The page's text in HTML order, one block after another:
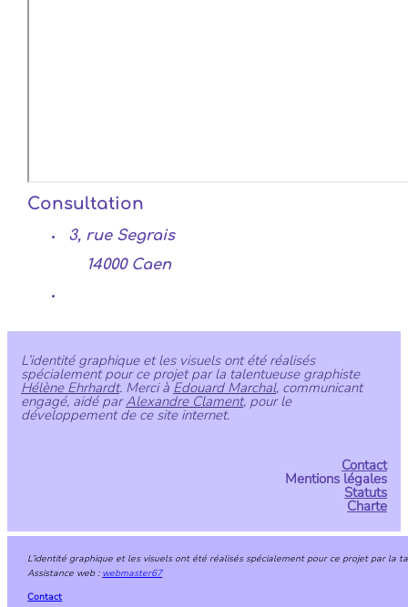
Consultation
3, rue Segrais
14000 Caen
L’identité graphique et les visuels ont été réalisés
spécialement pour ce projet par la talentueuse graphiste
Hélène Ehrhardt. Merci àEdouard Marchal, communicant
engagé, aidé parAlexandre Clament, pour le
développement de ce site internet.
Contact
Mentions légales
Statuts
Charte
L’identité graphique et les visuels ont été réalisés spécialement pour ce projet par la
Assistance web : webmaster67
Contact